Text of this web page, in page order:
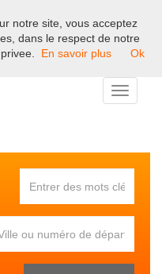
du marketing et de la
France.
Toggle
notre site, vous acceptez
dans le respect de notre
En savoir plus Ok